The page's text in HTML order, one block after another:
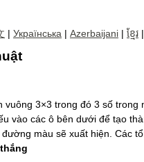
| Українська | Azerbaijani | ខ្មែរ
3×3 trong đó 3 số
vào các ô bên dưới để tạo
màu sẽ xuất hiện. Các